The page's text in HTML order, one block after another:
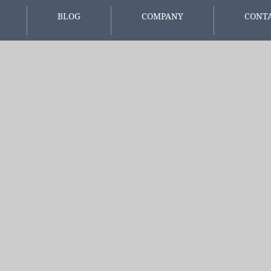
BLOG
COMPANY